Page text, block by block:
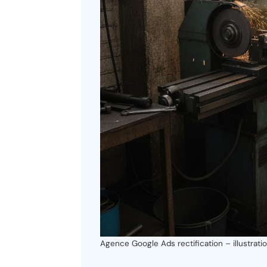
Agence Google Ads rectification –